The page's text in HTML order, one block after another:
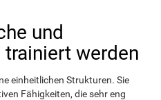
und
trainiert werden
einheitlichen Strukturen. Sie
Fähigkeiten, die sehr eng